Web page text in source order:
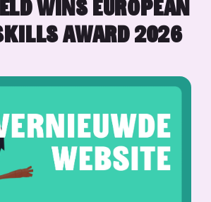
WINS EUROPEAN
AWARD 2026